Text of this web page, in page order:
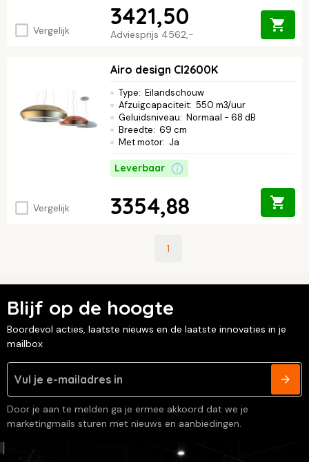
Vergelijk Adviesprijs 4562,-
3421,50
Vergelijk
Airo design CI2600K
Type: Eilandschouw
Afzuigcapaciteit: 550 m3/uur
Geluidsniveau: Normaal - 68 dB
Breedte: 69 cm
Met motor: Ja
Leverbaar
3354,88
1
Blijf op de hoogte
Boordevol acties, laatste nieuws en de laatste innovaties in je
mailbox
Door je aan te melden ga je ermee akkoord dat we je
marketingmails sturen met nieuws en aanbiedingen.